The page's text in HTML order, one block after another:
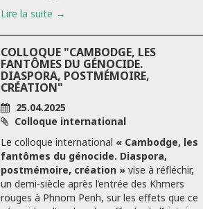
Lire la suite
COLLOQUE "CAMBODGE, LES
FANTÔMES DU GÉNOCIDE.
DIASPORA, POSTMÉMOIRE,
CRÉATION"
25.04.2025
Colloque international
Le colloque international « Cambodge, les
fantômes du génocide. Diaspora,
postmémoire, création » vise à réfléchir,
un demi-siècle après l’entrée des Khmers
rouges à Phnom Penh, sur les effets que ce